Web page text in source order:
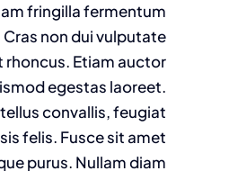
fringilla fermentum
non dui vulputate
rhoncus. Etiam auctor
egestas laoreet.
convallis, feugiat
felis. Fusce sit amet
purus. Nullam diam